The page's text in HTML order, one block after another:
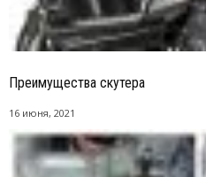
Преимущества скутера
16 июня, 2021